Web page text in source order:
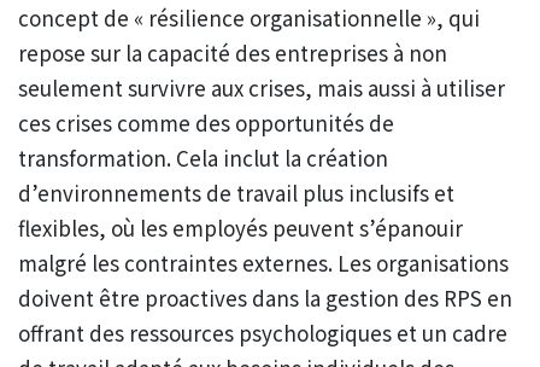
concept de « résilience organisationnelle », qui
repose sur la capacité des entreprises à non
seulement survivre aux crises, mais aussi à utiliser
ces crises comme des opportunités de
transformation. Cela inclut la création
d’environnements de travail plus inclusifs et
flexibles, où les employés peuvent s’épanouir
malgré les contraintes externes. Les organisations
doivent être proactives dans la gestion des RPS en
offrant des ressources psychologiques et un cadre